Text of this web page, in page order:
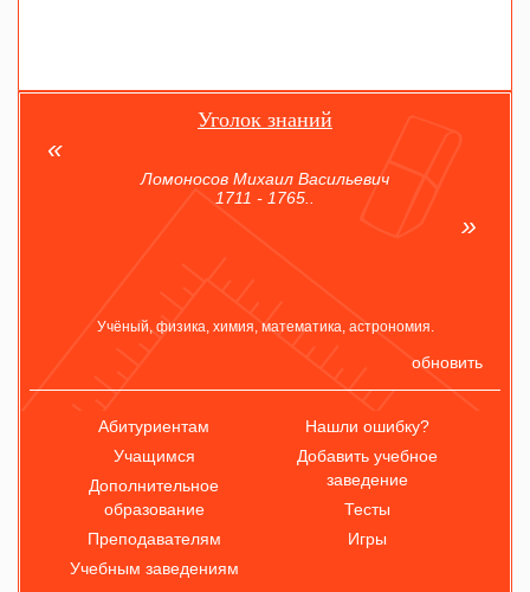
Уголок знаний
Ломоносов Михаил Васильевич
1711 - 1765..
Учёный, физика, химия, математика, астрономия.
обновить
Абитуриентам
Учащимся
Дополнительное
образование
Преподавателям
Учебным заведениям
Нашли ошибку?
Добавить учебное
заведение
Тесты
Игры